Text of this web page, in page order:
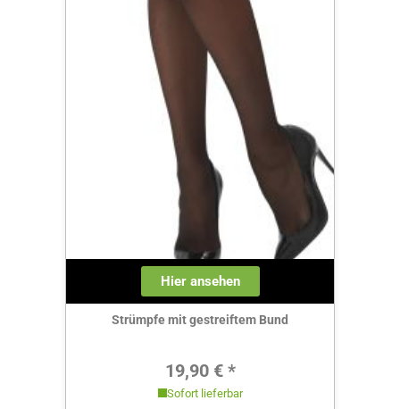
Hier ansehen
Strümpfe mit gestreiftem Bund
Regulärer Preis:
19,90 € *
Sofort lieferbar